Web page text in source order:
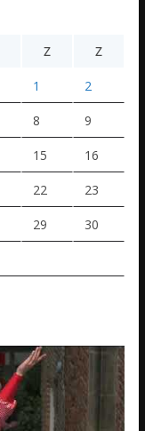
Z Z
1 2
8 9
15 16
22 23
29 30